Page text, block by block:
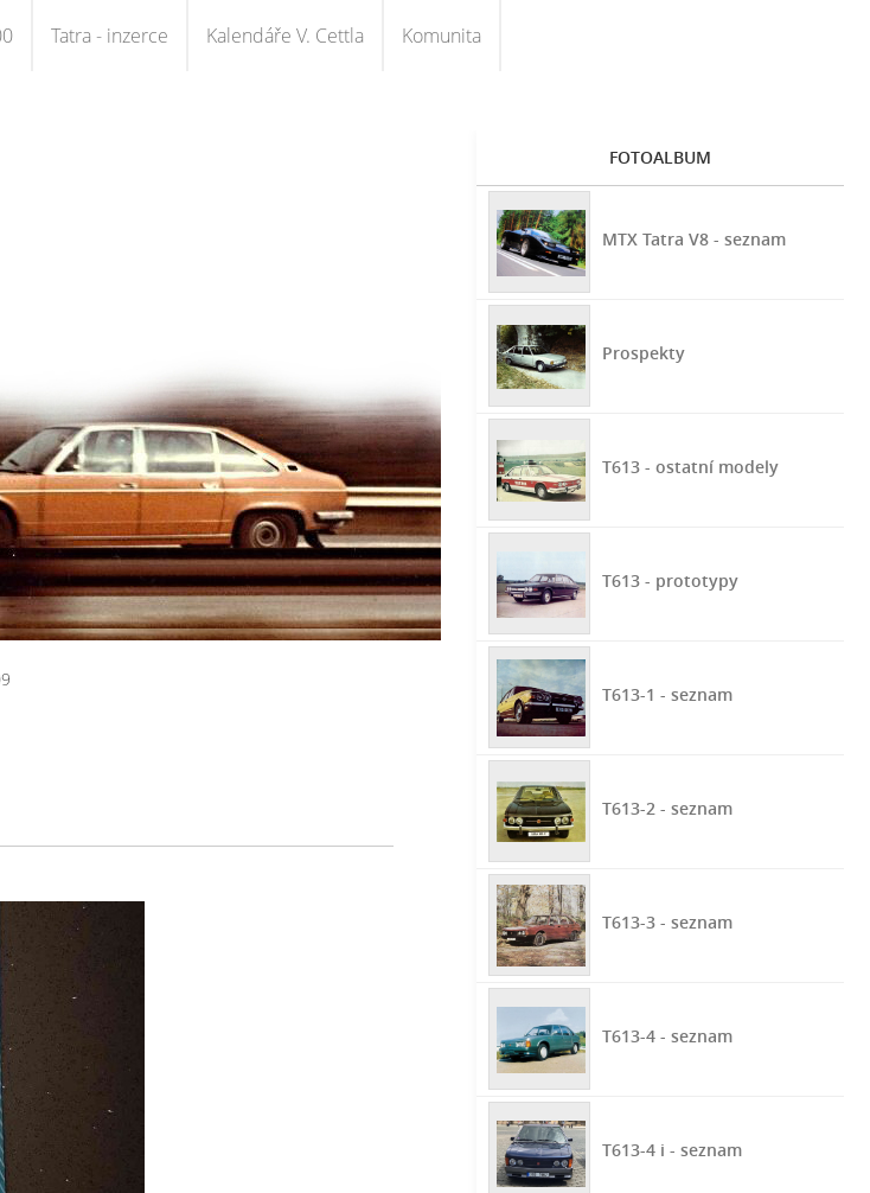
Tatra - inzerce Kalendáře V. Cettla Komunita
FOTOALBUM
MTX Tatra V8 - seznam
Prospekty
T613 - ostatní modely
T613 - prototypy
T613-1 - seznam
T613-2 - seznam
T613-3 - seznam
T613-4 - seznam
T613-4 i - seznam